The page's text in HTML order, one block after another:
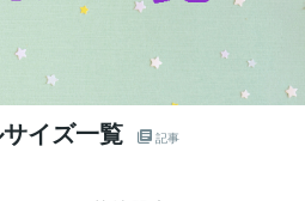
イズ一覧 記事